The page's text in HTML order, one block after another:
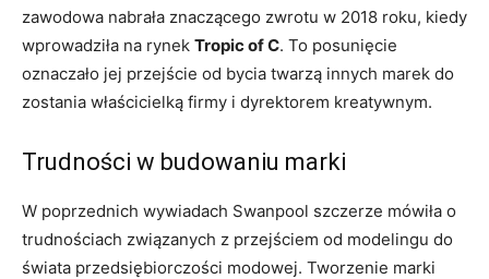
zawodowa nabrała znaczącego zwrotu w 2018 roku, kiedy
wprowadziła na rynek Tropic of C. To posunięcie
oznaczało jej przejście od bycia twarzą innych marek do
zostania właścicielką firmy i dyrektorem kreatywnym.
Trudności w budowaniu marki
W poprzednich wywiadach Swanpool szczerze mówiła o
trudnościach związanych z przejściem od modelingu do
świata przedsiębiorczości modowej. Tworzenie marki